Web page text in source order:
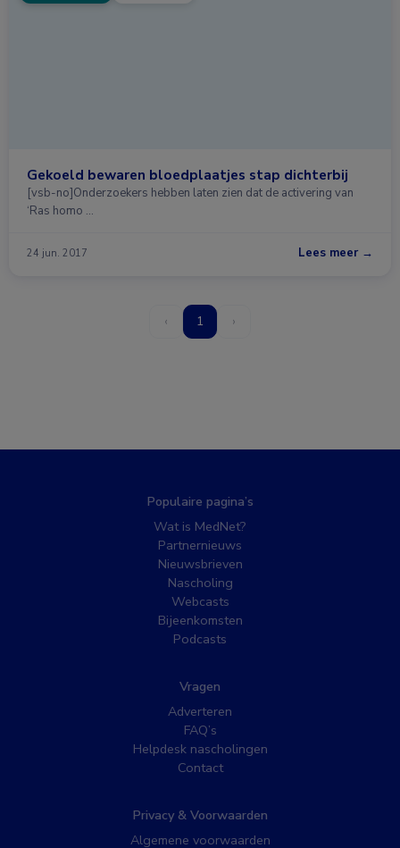
Gekoeld bewaren bloedplaatjes stap dichterbij
[vsb-no]Onderzoekers hebben laten zien dat de activering van
‘Ras homo …
24 jun. 2017 Lees meer →
‹ 1 ›
Populaire pagina’s
Wat is MedNet?
Partnernieuws
Nieuwsbrieven
Nascholing
Webcasts
Bijeenkomsten
Podcasts
Vragen
Adverteren
FAQ’s
Helpdesk nascholingen
Contact
Privacy & Voorwaarden
Algemene voorwaarden